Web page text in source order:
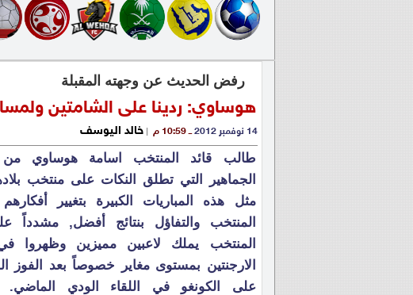
رفض الحديث عن وجهته المقبلة
هوساوي: ردينا على الشامتين
14 نوفمبر 2012 ــ 10:59 م |خالد اليوسف
طالب قائد المنتخب اسامة هوساوي
الجماهير التي تطلق النكات على منتخب
مثل هذه المباريات الكبيرة بتغيير
المنتخب والتفاؤل بنتائج أفضل, مشدداً
المنتخب يملك لاعبين مميزين وظهروا
الارجنتين بمستوى مغاير خصوصاً بعد الفوز
على الكونغو في اللقاء الودي الماضي.